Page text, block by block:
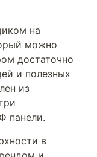
на
можно
достаточно
и полезных
из
панели.
в